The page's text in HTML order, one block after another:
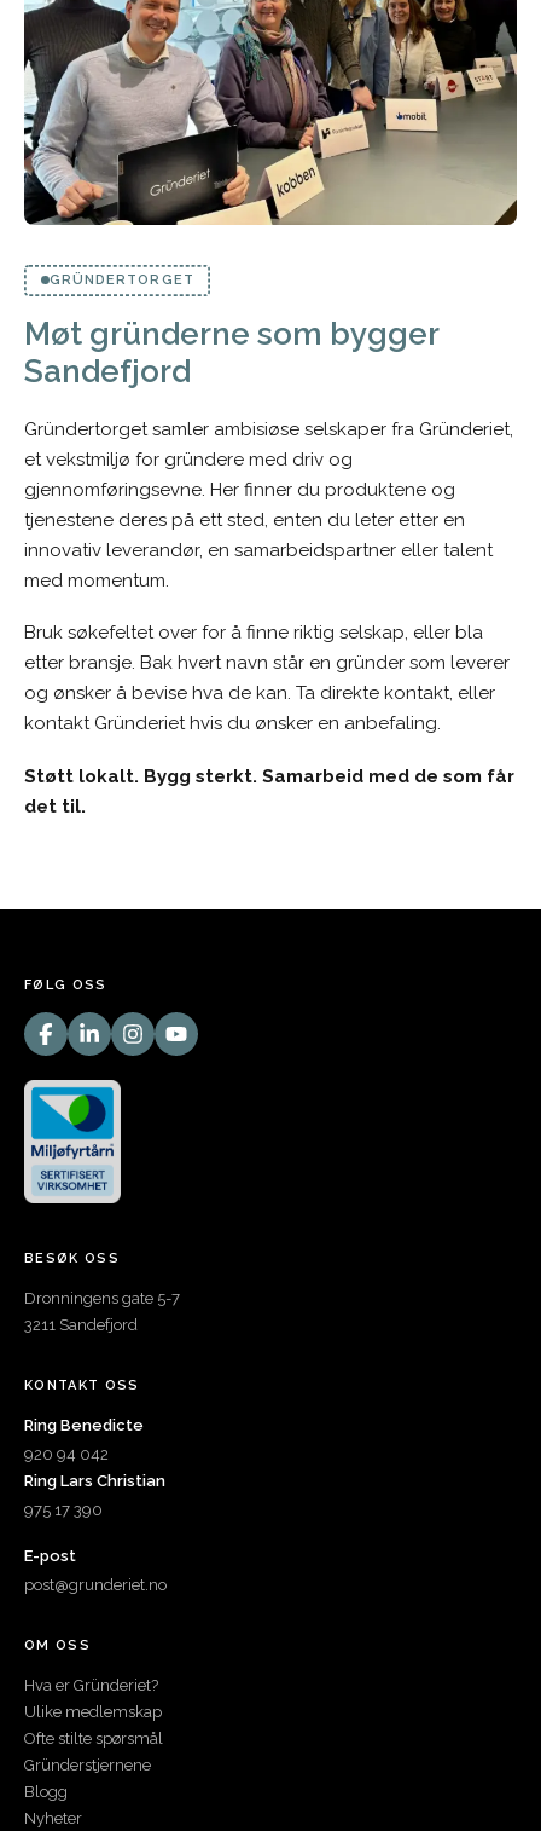
GRÜNDERTORGET
Møt gründerne som bygger
Sandefjord
Gründertorget samler ambisiøse selskaper fra Gründeriet,
et vekstmiljø for gründere med driv og
gjennomføringsevne. Her finner du produktene og
tjenestene deres på ett sted, enten du leter etter en
innovativ leverandør, en samarbeidspartner eller talent
med momentum.
Bruk søkefeltet over for å finne riktig selskap, eller bla
etter bransje. Bak hvert navn står en gründer som leverer
og ønsker å bevise hva de kan. Ta direkte kontakt, eller
kontakt Gründeriet hvis du ønsker en anbefaling.
Støtt lokalt. Bygg sterkt. Samarbeid med de som får
det til.
FØLG OSS
BESØK OSS
Dronningens gate 5-7
3211 Sandefjord
KONTAKT OSS
Ring Benedicte
920 94 042
Ring Lars Christian
975 17 390
E-post
post@grunderiet.no
OM OSS
Hva er Gründeriet?
Ulike medlemskap
Ofte stilte spørsmål
Gründerstjernene
Blogg
Nyheter